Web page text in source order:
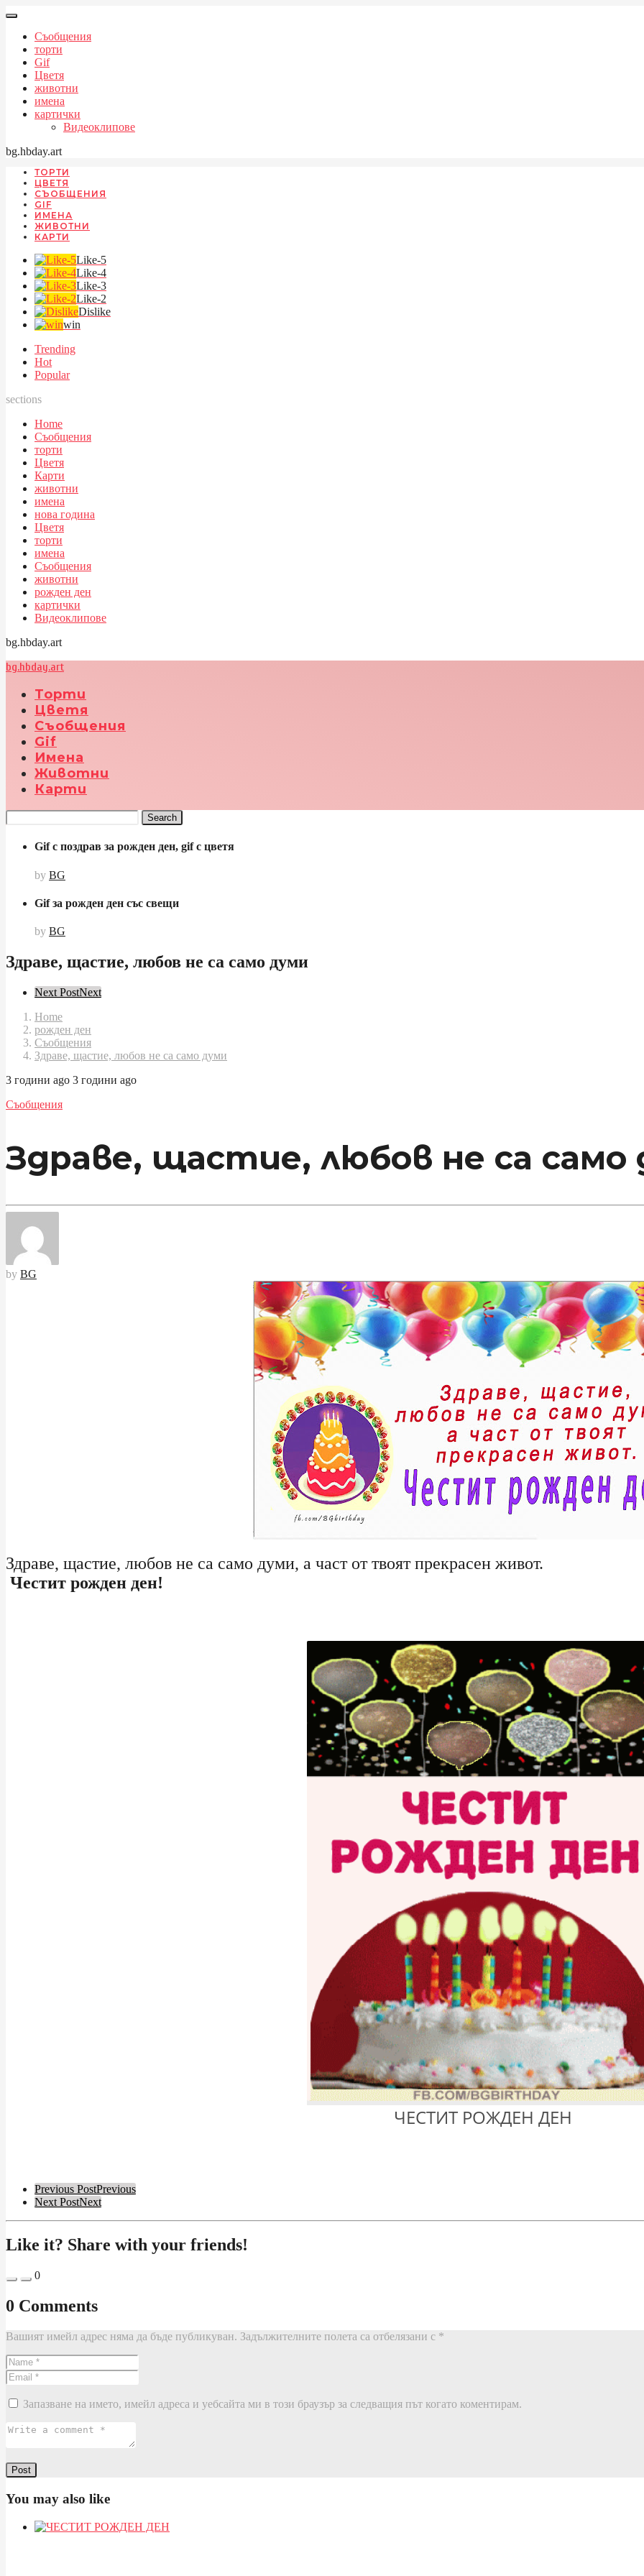
Съобщения
торти
Gif
Цветя
животни
имена
картички
Видеоклипове
bg.hbday.art
ТОРТИ
ЦВЕТЯ
СЪОБЩЕНИЯ
GIF
ИМЕНА
ЖИВОТНИ
КАРТИ
Like-5
Like-4
Like-3
Like-2
Dislike
win
Trending
Hot
Popular
sections
Home
Съобщения
торти
Цветя
Карти
животни
имена
нова година
Цветя
торти
имена
Съобщения
животни
рожден ден
картички
Видеоклипове
bg.hbday.art
bg.hbday.art
Торти
Цветя
Съобщения
Gif
Имена
Животни
Карти
Search
Gif с поздрав за рожден ден, gif с цветя
by BG
Gif за рожден ден със свещи
by BG
Здраве, щастие, любов не са само думи
Post
Pagination
Next PostNext
Home
рожден ден
Съобщения
Здраве, щастие, любов не са само думи
3 години ago 3 години ago
Съобщения
Здраве, щастие, любов не са само
by BG
Здраве, щастие, любов не са само думи, а част от твоят прекрасен живот.
Честит рожден ден!
ЧЕСТИТ РОЖДЕН ДЕН
Post
Pagination
Previous PostPrevious
Next PostNext
Like it? Share with your friends!
0
0 Comments
Вашият имейл адрес няма да бъде публикуван. Задължителните полета са отбелязани с *
Запазване на името, имейл адреса и уебсайта ми в този браузър за следващия път когато коментирам.
You may also like